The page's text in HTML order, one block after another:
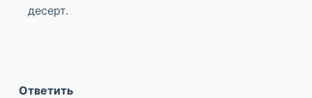
десерт.
Ответить